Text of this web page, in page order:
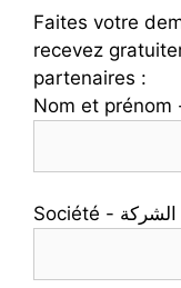
Faites votre
recevez
partenaires :